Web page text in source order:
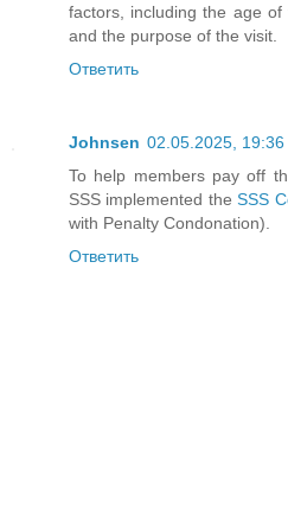
factors, including the age of
and the purpose of the visit.
Ответить
Johnsen 02.05.2025, 19:36
To help members pay off
SSS implemented theSSS
with Penalty Condonation).
Ответить